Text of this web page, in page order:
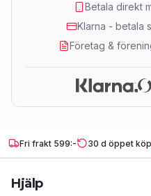
Betala direkt
Klarna - betala
Företag &
Fri frakt 599:- 30 d öppet köp
Hjälp